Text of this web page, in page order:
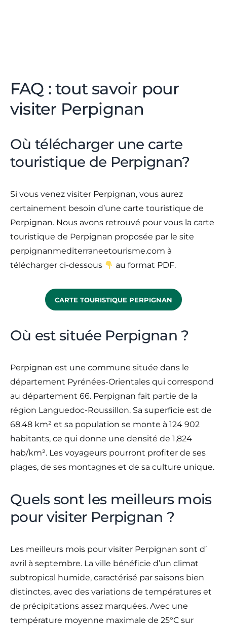
FAQ : tout savoir pour
visiter Perpignan
Où télécharger une carte
touristique de Perpignan?
Si vous venez visiter Perpignan, vous aurez
certainement besoin d’une carte touristique de
Perpignan. Nous avons retrouvé pour vous la carte
touristique de Perpignan proposée par le site
perpignanmediterraneetourisme.com à
télécharger ci-dessous
au format PDF.
CARTE TOURISTIQUE PERPIGNAN
Où est située Perpignan ?
Perpignan est une commune située dans le
département Pyrénées-Orientales qui correspond
au département 66. Perpignan fait partie de la
région Languedoc-Roussillon. Sa superficie est de
68.48 km² et sa population se monte à 124 902
habitants, ce qui donne une densité de 1,824
hab/km². Les voyageurs pourront profiter de ses
plages, de ses montagnes et de sa culture unique.
Quels sont les meilleurs mois
pour visiter Perpignan ?
Les meilleurs mois pour visiter Perpignan sont d’
avril à septembre. La ville bénéficie d’un climat
subtropical humide, caractérisé par saisons bien
distinctes, avec des variations de températures et
de précipitations assez marquées. Avec une
température moyenne maximale de 25°C sur